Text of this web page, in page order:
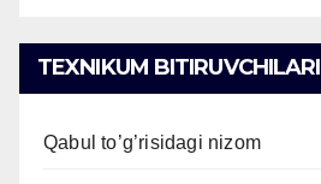
TEXNIKUM
Qabul to’g’risidagi nizom